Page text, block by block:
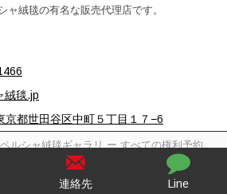
ャ絨毯の有名な販​​売代理店です。
絨毯.jp
京都世田谷区中町５丁目１７−6
ルシャ絨毯ギャラリ ー すべての権利予約。
連絡先 Line